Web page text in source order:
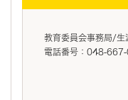
教育委員会事務局/
電話番号：048-